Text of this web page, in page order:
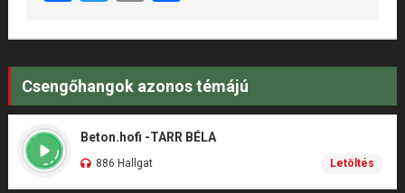
Csengőhangok azonos témájú
Beton.hofi -TARR BÉLA
886 Hallgat Letöltés